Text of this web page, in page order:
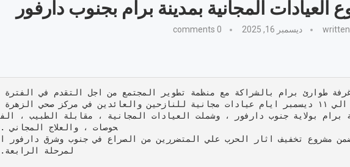
العيادات المجانية بمدينة برام بجنوب دارفور
ديسمبر 16, 2025 0 comments
برام بولاية جنوب دارفور ، وشملت العيادات المجانية ، مقابلة الطبيب ، الف
حوصات ، والعلاج المجاني .
مشروع تخفيف اثار الحرب علي المتضررين من الصراع في جنوب وشرق دارفور ا
لمرحلة الرابعة.